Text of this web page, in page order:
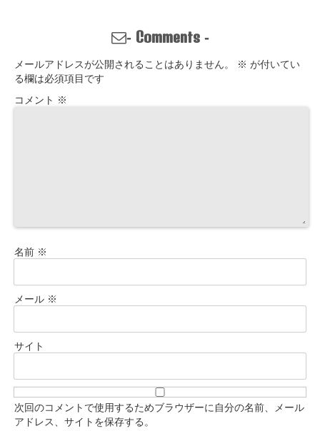
関係改善方法
はここにある
- Comments-
メールアドレスが公開されることはありません。 ※ が付いてい
る欄は必須項目です
コメント ※
名前 ※
メール ※
サイト
次回のコメントで使用するためブラウザーに自分の名前、メール
アドレス、サイトを保存する。